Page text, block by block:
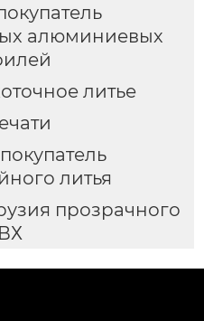
алюминиевых
литье
литья
прозрачного